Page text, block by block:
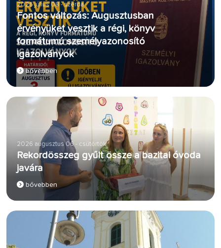
2026 július 08 - szerda
Fontos változás: Augusztusban
érvényüket vesztik a régi, könyv
formátumú személyazonosító
igazolványok
bővebben
2026 augusztus 06 - csütörtök
Rekordösszeg gyűlt össze a bazitai óvoda
javára
bővebben